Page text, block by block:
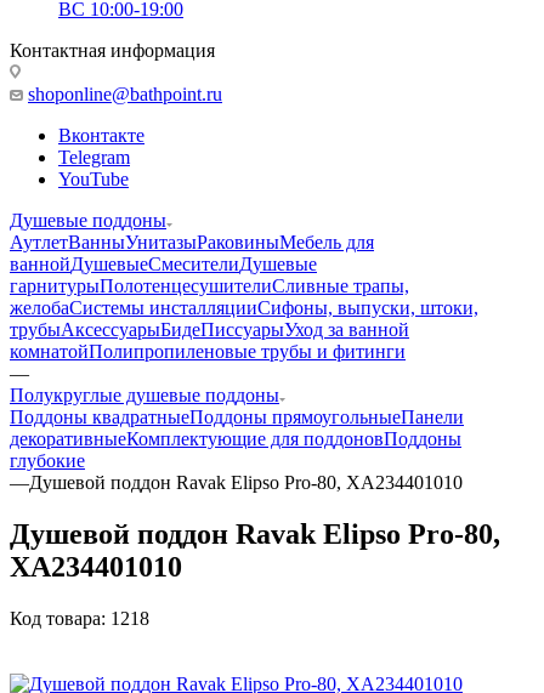
ВС 10:00-19:00
Контактная информация
shoponline@bathpoint.ru
Вконтакте
Telegram
YouTube
Душевые поддоны
АутлетВанныУнитазыРаковиныМебель для
ваннойДушевыеСмесителиДушевые
гарнитурыПолотенцесушителиСливные трапы,
желобаСистемы инсталляцииСифоны, выпуски, штоки,
трубыАксессуарыБидеПиссуарыУход за ванной
комнатойПолипропиленовые трубы и фитинги
—
Полукруглые душевые поддоны
Поддоны квадратныеПоддоны прямоугольныеПанели
декоративныеКомплектующие для поддоновПоддоны
глубокие
—Душевой поддон Ravak Elipso Pro-80, XA234401010
Душевой поддон Ravak Elipso Pro-80,
XA234401010
Код товара: 1218